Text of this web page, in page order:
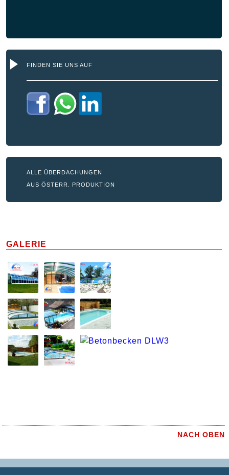
FINDEN SIE UNS AUF
ALLE ÜBERDACHUNGEN
AUS ÖSTERR. PRODUKTION
GALERIE
NACH OBEN